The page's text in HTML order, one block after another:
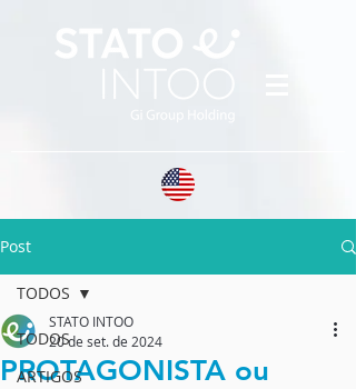
Post
TODOS
ARTIGOS
TODOS
PROTAGONISTA ou
STATO INTOO
20 de set. de 2024